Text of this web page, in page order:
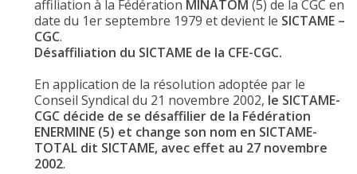
affiliation à la Fédération MINATOM (5) de la CGC en
date du 1er septembre 1979 et devient le SICTAME –
CGC.
Désaffiliation du SICTAME de la CFE-CGC.
En application de la résolution adoptée par le
Conseil Syndical du 21 novembre 2002, le SICTAME-
CGC décide de se désaffilier de la Fédération
ENERMINE (5) et change son nom en SICTAME-
TOTAL dit SICTAME, avec effet au 27 novembre
2002.